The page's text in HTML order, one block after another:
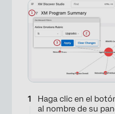
Haga clic en el
al nombre de su